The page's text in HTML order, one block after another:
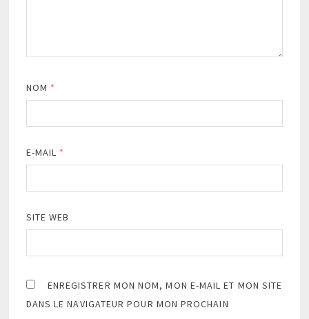
NOM *
E-MAIL *
SITE WEB
ENREGISTRER MON NOM, MON E-MAIL ET MON SITE
DANS LE NAVIGATEUR POUR MON PROCHAIN